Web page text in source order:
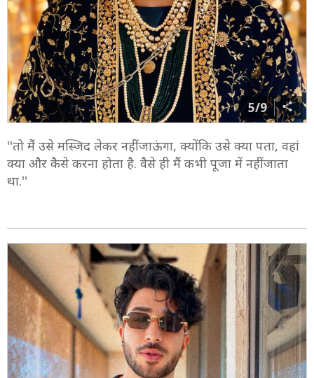
5/9
''तो मैं उसे मस्जिद लेकर नहीं जाऊंगा, क्योंकि उसे क्या पता, वहां
क्या और कैसे करना होता है. वैसे ही मैं कभी पूजा में नहीं जाता
था.''